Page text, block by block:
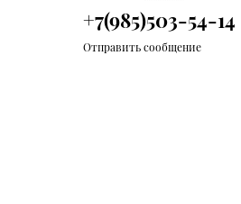
+7(985)503-54-14
Отправить сообщение